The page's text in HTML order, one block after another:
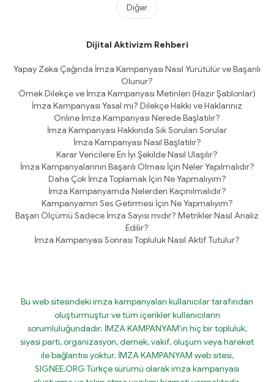
Diğer
Dijital Aktivizm Rehberi
Yapay Zeka Çağında İmza Kampanyası Nasıl Yürütülür ve Başarılı
Olunur?
Örnek Dilekçe ve İmza Kampanyası Metinleri (Hazır Şablonlar)
İmza Kampanyası Yasal mı? Dilekçe Hakkı ve Haklarınız
Online İmza Kampanyası Nerede Başlatılır?
İmza Kampanyası Hakkında Sık Sorulan Sorular
İmza Kampanyası Nasıl Başlatılır?
Karar Vericilere En İyi Şekilde Nasıl Ulaşılır?
İmza Kampanyalarının Başarılı Olması İçin Neler Yapılmalıdır?
Daha Çok İmza Toplamak İçin Ne Yapmalıyım?
İmza Kampanyamda Nelerden Kaçınılmalıdır?
Kampanyamın Ses Getirmesi İçin Ne Yapmalıyım?
Başarı Ölçümü Sadece İmza Sayısı mıdır? Metrikler Nasıl Analiz
Edilir?
İmza Kampanyası Sonrası Topluluk Nasıl Aktif Tutulur?
Bu web sitesindeki imza kampanyaları kullanıcılar tarafından
oluşturmuştur ve tüm içerikler kullanıcıların
sorumluluğundadır. İMZA KAMPANYAM'ın hiç bir topluluk,
siyasi parti, organizasyon, dernek, vakıf, oluşum veya hareket
ile bağlantısı yoktur. İMZA KAMPANYAM web sitesi,
SIGNEE.ORG Türkçe sürümü olarak imza kampanyası